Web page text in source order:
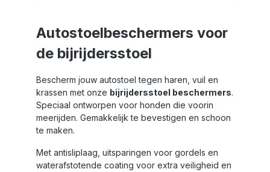
Autostoelbeschermers voor
de bijrijdersstoel
Bescherm jouw autostoel tegen haren, vuil en
krassen met onze bijrijdersstoel beschermers.
Speciaal ontworpen voor honden die voorin
meerijden. Gemakkelijk te bevestigen en schoon
te maken.
Met antisliplaag, uitsparingen voor gordels en
waterafstotende coating voor extra veiligheid en